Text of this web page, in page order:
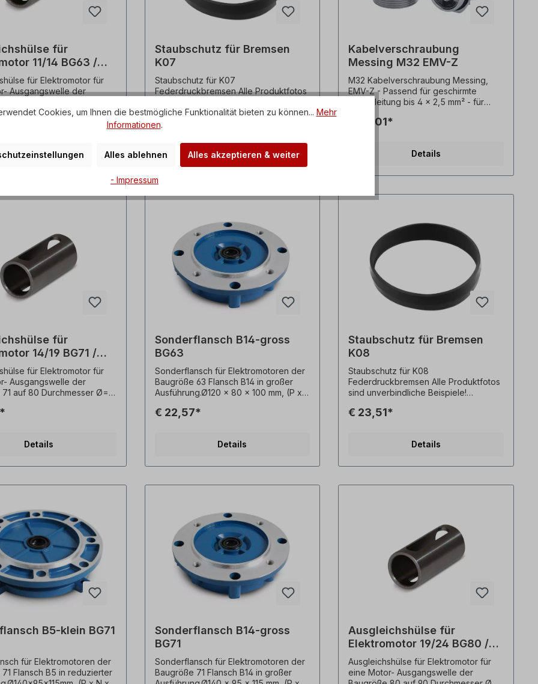
für
11/14 BG63 /
für Elektromotor für
Ausgangswelle der
Alle Produktfotos sind
Beispiele! Technische
Details
Staubschutz für Bremsen
K07
Staubschutz für K07
Federdruckbremsen Alle Produktfotos
Technische Änderungen vorbehalten.
€ 19,52*
Details
Kabelverschraubung
Messing M32 EMV-Z
M32 Kabelverschraubung Messing,
EMV-Z - Passend für geschirmte
Steuerleitung bis 4 x 2,5 mm² - für
mm bis 13 mm -
Hochleitfähiger, flexibler EMV-
€ 20,01*
Details
für
14/19 BG71 /
für Elektromotor für
Ausgangswelle der
auf 80 Durchmesser Ø=
Beispiele! Technische
Details
Sonderflansch B14-gross
BG63
Sonderflansch für Elektromotoren der
Baugröße 63 Flansch B14 in großer
Ausführung.Ø120 x 80 x 100 mm, (P x N
Sonderflansche passen nicht zu den
€ 22,57*
Details
Staubschutz für Bremsen
K08
Staubschutz für K08
Federdruckbremsen Alle Produktfotos
sind unverbindliche Beispiele!
€ 23,51*
Details
B5-klein BG71
für Elektromotoren der
Flansch B5 in reduzierter
Sonderflansch B14-gross
BG71
Sonderflansch für Elektromotoren der
Baugröße 71 Flansch B14 in großer
Ausgleichshülse für
Elektromotor 19/24 BG80 /
BG90
Ausgleichshülse für Elektromotor für
eine Motor- Ausgangswelle der
Cookies, um Ihnen die bestmögliche Funktionalität bieten zu können... Mehr
Informationen.
Alles ablehnen Alles akzeptieren & weiter
- Impressum